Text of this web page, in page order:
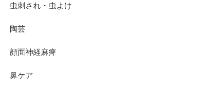
虫刺され・虫よけ
陶芸
顔面神経麻痺
鼻ケア